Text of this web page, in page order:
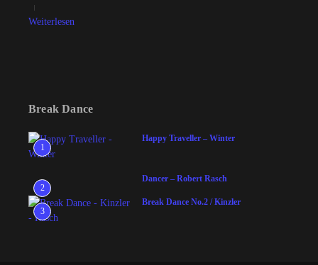
Weiterlesen
Break Dance
1
Happy Traveller – Winter
2
Dancer – Robert Rasch
3
Break Dance No.2 / Kinzler